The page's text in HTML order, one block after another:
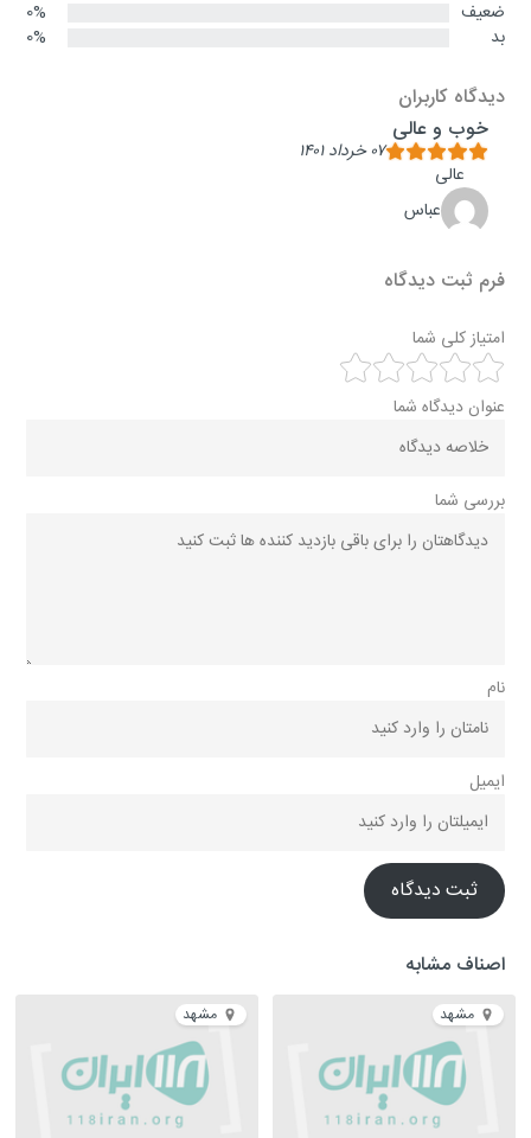
ضعیف
0%
بد
0%
دیدگاه کاربران
خوب و عالی
۰۷ خرداد ۱۴۰۱
عالی
عباس
فرم ثبت دیدگاه
امتیاز کلی شما
عنوان دیدگاه شما
بررسی شما
نام
ایمیل
ثبت دیدگاه
اصناف مشابه
مشهد مشهد